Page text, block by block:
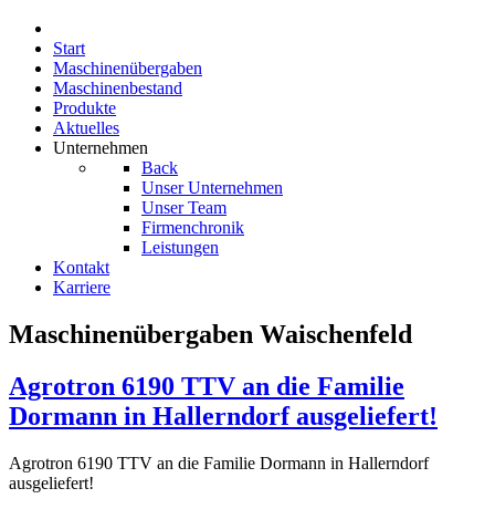
Start
Maschinenübergaben
Maschinenbestand
Produkte
Aktuelles
Unternehmen
Back
Unser Unternehmen
Unser Team
Firmenchronik
Leistungen
Kontakt
Karriere
Maschinenübergaben Waischenfeld
Agrotron 6190 TTV an die Familie
Dormann in Hallerndorf ausgeliefert!
Agrotron 6190 TTV an die Familie Dormann in Hallerndorf
ausgeliefert!